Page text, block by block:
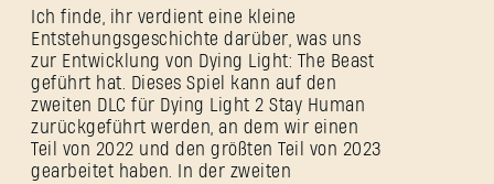
Ich finde, ihr verdient eine kleine
Entstehungsgeschichte darüber, was uns
zur Entwicklung von Dying Light: The Beast
geführt hat. Dieses Spiel kann auf den
zweiten DLC für Dying Light 2 Stay Human
zurückgeführt werden, an dem wir einen
Teil von 2022 und den größten Teil von 2023
gearbeitet haben. In der zweiten